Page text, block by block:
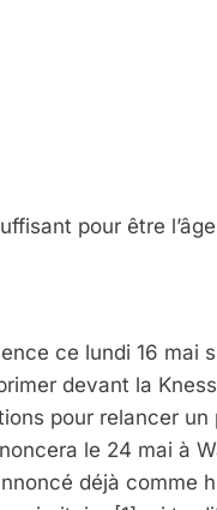
pour être
ce lundi 16 mai
devant la
pour relancer
le 24 mai à
déjà comme